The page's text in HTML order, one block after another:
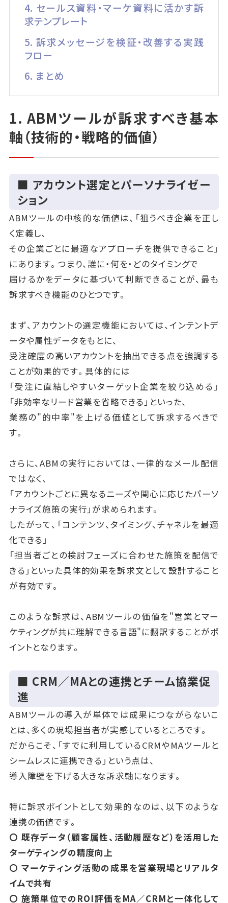
4. セールス資料・マーケ資料に活かす訴
求テンプレート
5. 訴求メッセージを検証・改善する実践
フロー
6. まとめ
1. ABMツールが訴求すべき基本
軸（技術的・戦略的価値）
■ アカウント選定とパーソナライゼー
ション
ABMツールの中核的な価値は、「狙うべき企業を正し
く定義し、
その企業ごとに最適なアプローチを提供できること」
にあります。つまり、誰に・何を・どのタイミングで
届けるかをデータに基づいて判断できることが、最も
訴求すべき機能のひとつです。
まず、アカウントの選定機能においては、インテントデ
ータや属性データをもとに、
受注確度の高いアカウントを抽出できる点を強調する
ことが効果的です。具体的には
「受注に直結しやすいターゲット企業を絞り込める」
「非効率なリード営業を省略できる」といった、
業務の"的中率"を上げる価値として訴求するべきで
す。
さらに、ABMの実行においては、一律的なメール配信
ではなく、
「アカウントごとに異なるニーズや関心に応じたパーソ
ナライズ施策の実行」が求められます。
したがって、「コンテンツ、タイミング、チャネルを最適
化できる」
「担当者ごとの検討フェーズに合わせた施策を配信で
きる」といった具体的効果を訴求文として設計すること
が有効です。
このような訴求は、ABMツールの価値を"営業とマー
ケティングが共に理解できる言語"に翻訳することがポ
イントとなります。
■ CRM／MAとの連携とチーム協業促
進
ABMツールの導入が単体では成果につながらないこ
とは、多くの現場担当者が実感しているところです。
だからこそ、「すでに利用しているCRMやMAツールと
シームレスに連携できる」という点は、
導入障壁を下げる大きな訴求軸になります。
特に訴求ポイントとして効果的なのは、以下のような
連携の価値です。
〇 既存データ（顧客属性、活動履歴など）を活用した
ターゲティングの精度向上
〇 マーケティング活動の成果を営業現場とリアルタ
イムで共有
〇 施策単位でのROI評価をMA／CRMと一体化して